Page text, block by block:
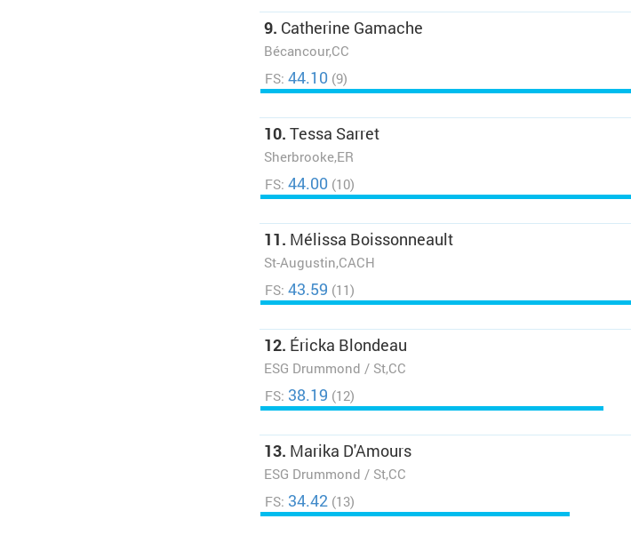
9. Catherine Gamache
Bécancour,CC
FS: 44.10 (9)
10. Tessa Sarret
Sherbrooke,ER
FS: 44.00 (10)
11. Mélissa Boissonneault
St-Augustin,CACH
FS: 43.59 (11)
12. Éricka Blondeau
ESG Drummond / St,CC
FS: 38.19 (12)
13. Marika D'Amours
ESG Drummond / St,CC
FS: 34.42 (13)